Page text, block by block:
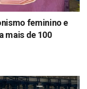
feminino e
mais de 100